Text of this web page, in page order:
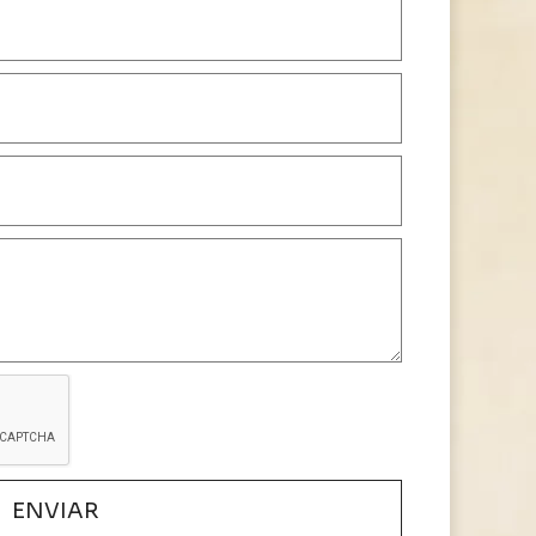
ENVIAR